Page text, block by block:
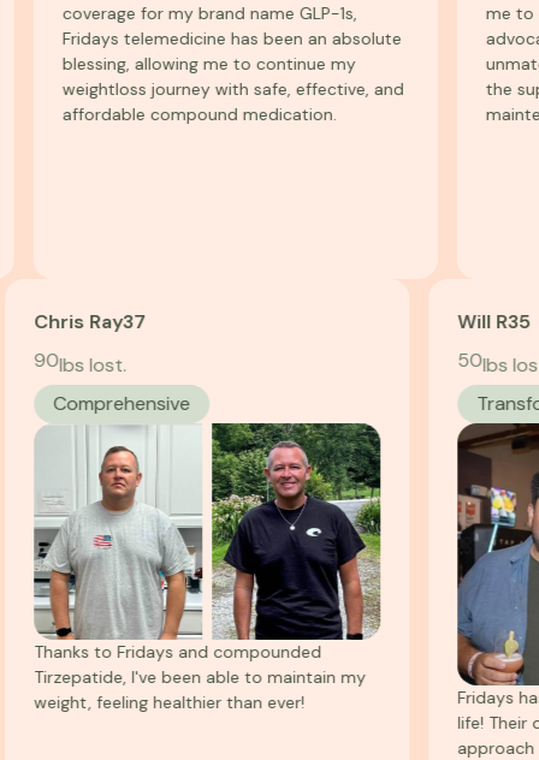
coverage for my brand name GLP-1s,
Fridays telemedicine has been an absolute
blessing, allowing me to continue my
weightloss journey with safe, effective, and
affordable compound medication.
me to
advocacy
the
Chris Ray
90lbs lost.
Comprehensive
Thanks to Fridays and compounded
Tirzepatide, I've been able to maintain my
weight, feeling healthier than ever!
Will
50
life!